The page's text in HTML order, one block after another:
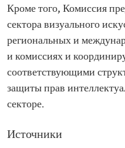
Кроме того, Комиссия
сектора визуального
региональных и
и комиссиях и
соответствующими
защиты прав
секторе.
Источники